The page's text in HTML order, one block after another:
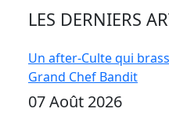
LES DERNIERS
Un after-Culte qui
Grand Chef Bandit
07 Août 2026